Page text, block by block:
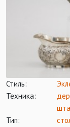
Стиль:
Техника:
Тип: